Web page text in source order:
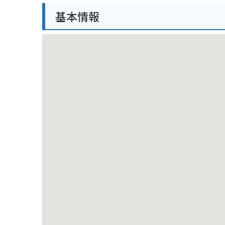
その後は、南アルプスエコーラインを通り、夜叉神峠
基本情報